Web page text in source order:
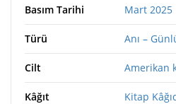
Basım Tarihi Mart 2025
Türü Anı –
Cilt Amerikan
Kâğıt Kitap